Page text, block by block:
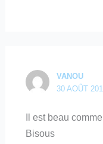
VANOU
30 AOÛT
Il est beau
Bisous